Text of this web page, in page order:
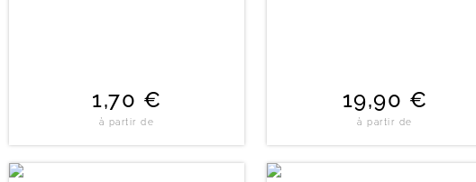
1,70 €
à partir de
19,90 €
à partir de